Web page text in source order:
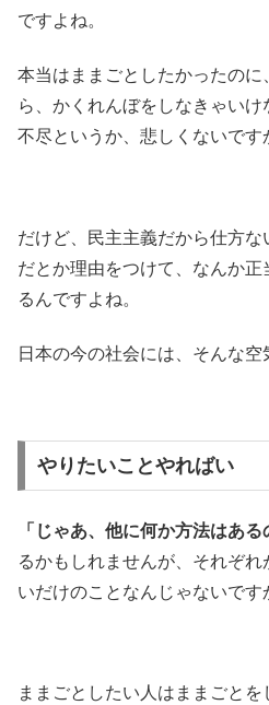
ですよね。
本当はままごとしたかったの
ら、かくれんぼをしなきゃい
不尽というか、悲しくないです
だけど、民主主義だから仕方
だとか理由をつけて、なんか
るんですよね。
日本の今の社会には、そんな空
やりたいことやればい
「じゃあ、他に何か方法はある
るかもしれませんが、それぞ
いだけのことなんじゃないです
ままごとしたい人はままごと